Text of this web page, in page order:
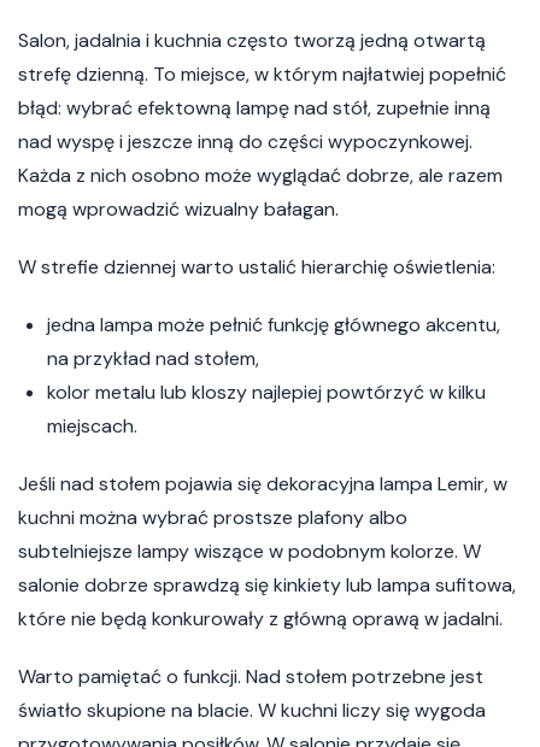
Salon, jadalnia i kuchnia często tworzą jedną otwartą
strefę dzienną. To miejsce, w którym najłatwiej popełnić
błąd: wybrać efektowną lampę nad stół, zupełnie inną
nad wyspę i jeszcze inną do części wypoczynkowej.
Każda z nich osobno może wyglądać dobrze, ale razem
mogą wprowadzić wizualny bałagan.
W strefie dziennej warto ustalić hierarchię oświetlenia:
jedna lampa może pełnić funkcję głównego akcentu,
na przykład nad stołem,
kolor metalu lub kloszy najlepiej powtórzyć w kilku
miejscach.
Jeśli nad stołem pojawia się dekoracyjna lampa Lemir, w
kuchni można wybrać prostsze plafony albo
subtelniejsze lampy wiszące w podobnym kolorze. W
salonie dobrze sprawdzą się kinkiety lub lampa sufitowa,
które nie będą konkurowały z główną oprawą w jadalni.
Warto pamiętać o funkcji. Nad stołem potrzebne jest
światło skupione na blacie. W kuchni liczy się wygoda